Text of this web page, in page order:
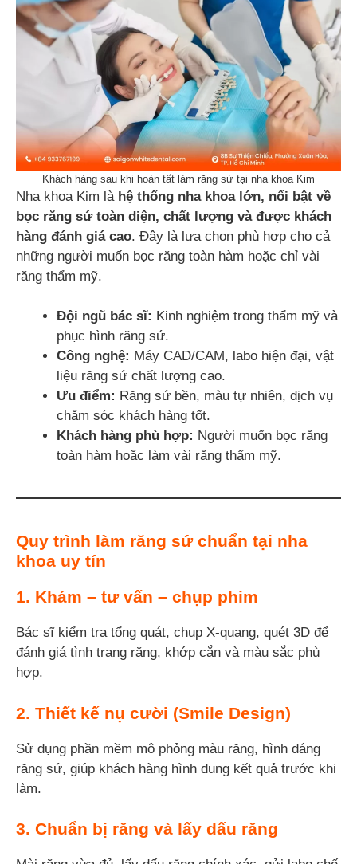
Khách hàng sau khi hoàn tất làm răng sứ tại nha khoa Kim
Nha khoa Kim là hệ thống nha khoa lớn, nổi bật về
bọc răng sứ toàn diện, chất lượng và được khách
hàng đánh giá cao. Đây là lựa chọn phù hợp cho cả
những người muốn bọc răng toàn hàm hoặc chỉ vài
răng thẩm mỹ.
Đội ngũ bác sĩ: Kinh nghiệm trong thẩm mỹ và
phục hình răng sứ.
Công nghệ: Máy CAD/CAM, labo hiện đại, vật
liệu răng sứ chất lượng cao.
Ưu điểm: Răng sứ bền, màu tự nhiên, dịch vụ
chăm sóc khách hàng tốt.
Khách hàng phù hợp: Người muốn bọc răng
toàn hàm hoặc làm vài răng thẩm mỹ.
Quy trình làm răng sứ chuẩn tại nha
khoa uy tín
1. Khám – tư vấn – chụp phim
Bác sĩ kiểm tra tổng quát, chụp X-quang, quét 3D để
đánh giá tình trạng răng, khớp cắn và màu sắc phù
hợp.
2. Thiết kế nụ cười (Smile Design)
Sử dụng phần mềm mô phỏng màu răng, hình dáng
răng sứ, giúp khách hàng hình dung kết quả trước khi
làm.
3. Chuẩn bị răng và lấy dấu răng